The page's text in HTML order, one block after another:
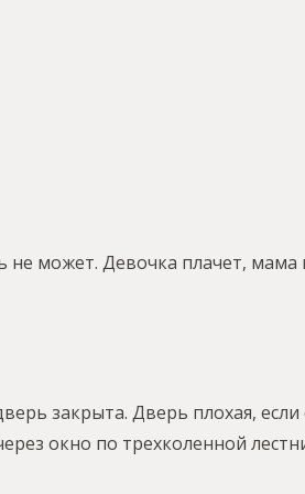
может. Девочка плачет, мама
закрыта. Дверь плохая,
окно по трехколенной